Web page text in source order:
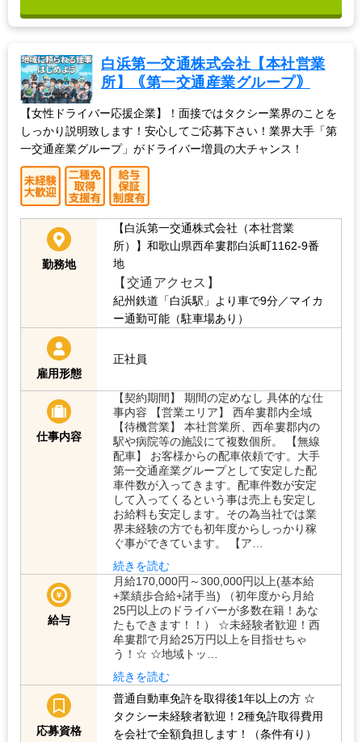
白浜第一交通株式会社【本社営業
所】｟第一交通産業グループ｠
【女性ドライバー応援企業】！面接ではタクシー業界のことを
しっかり説明致します！安心してご応募下さい！業界大手「第
一交通産業グループ」がドライバー増員の大チャンス！
勤務地
【白浜第一交通株式会社（本社営業
所）】和歌山県西牟婁郡白浜町1162-9番
地
【交通アクセス】
紀州鉄道「白浜駅」より車で9分／マイカ
ー通勤可能（駐車場あり）
雇用形態
正社員
仕事内容
【契約期間】 期間の定めなし 具体的な仕
事内容 【営業エリア】 西牟婁郡内全域
【待機営業】 本社営業所、西牟婁郡内の
駅や病院等の施設にて複数個所。 【無線
配車】 お客様からの配車依頼です。大手
第一交通産業グループとして安定した配
車件数が入ってきます。配車件数が安定
して入ってくるという事は売上も安定し
お給料も安定します。その為当社では業
界未経験の方でも初年度からしっかり稼
ぐ事ができています。 【ア…
続きを読む
給与
月給170,000円～300,000円以上(基本給
+業績歩合給+諸手当) （初年度から月給
25円以上のドライバーが多数在籍！あな
たもできます！！） ☆未経験者歓迎！西
牟婁郡で月給25万円以上を目指せちゃ
う！☆ ☆地域トッ…
続きを読む
応募資格
普通自動車免許を取得後1年以上の方 ☆
タクシー未経験者歓迎！2種免許取得費用
を会社で全額負担します！（条件有り）